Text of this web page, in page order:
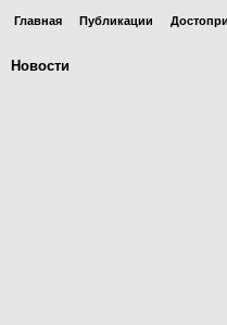
Главная Публикации
Новости